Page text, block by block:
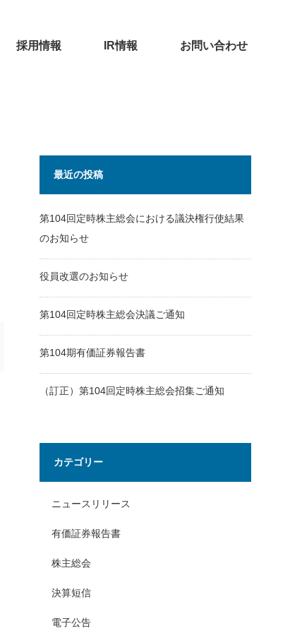
採用情報 IR情報 お問い合わせ
最近の投稿
第104回定時株主総会における議決権行使結果
のお知らせ
役員改選のお知らせ
第104回定時株主総会決議ご通知
第104期有価証券報告書
（訂正）第104回定時株主総会招集ご通知
カテゴリー
ニュースリリース
有価証券報告書
株主総会
決算短信
電子公告